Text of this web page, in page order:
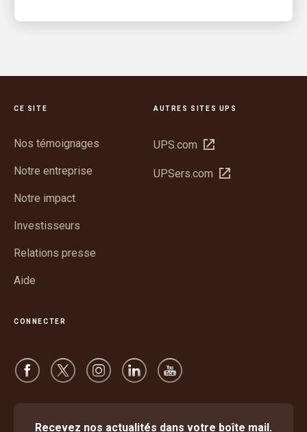
CE SITE
Nos témoignages
Notre entreprise
Notre impact
Investisseurs
Relations presse
Aide
AUTRES SITES UPS
UPS.com Ouvrir
une
UPSers.com Ouvrir
CONNECTER
Recevez nos actualités dans votre boîte mail.